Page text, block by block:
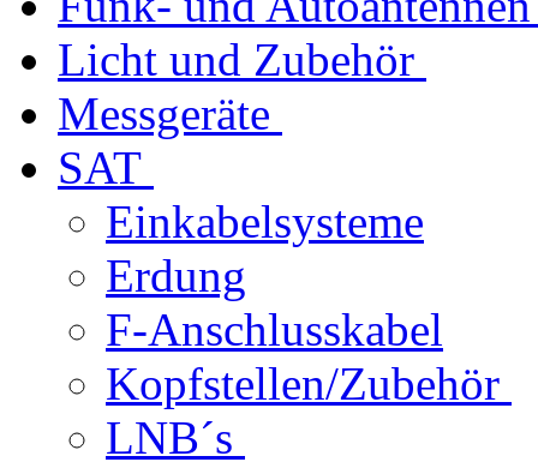
Licht und Zubehör
Messgeräte
SAT
Einkabelsysteme
Erdung
F-Anschlusskabel
Kopfstellen/Zubehör
LNB´s